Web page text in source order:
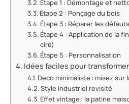
Étape 1 : Démontage et
Étape 2 : Ponçage du bois
Étape 3 : Réparer les défauts
Étape 4 : Application de la
cire)
Étape 5 : Personnalisation
Idées faciles pour
Deco minimaliste : misez sur
Style industriel revisité
Effet vintage : la patine